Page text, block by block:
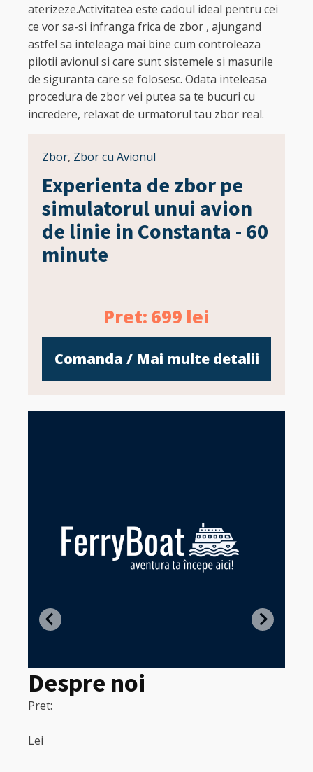
aterizeze.Activitatea este cadoul ideal pentru cei
ce vor sa-si infranga frica de zbor , ajungand
astfel sa inteleaga mai bine cum controleaza
pilotii avionul si care sunt sistemele si masurile
de siguranta care se folosesc. Odata inteleasa
procedura de zbor vei putea sa te bucuri cu
incredere, relaxat de urmatorul tau zbor real.
Zbor, Zbor cu Avionul
Experienta de zbor pe
simulatorul unui avion
de linie in Constanta - 60
minute
Pret: 699 lei
Comanda / Mai multe detalii
Despre noi
Pret:
Lei